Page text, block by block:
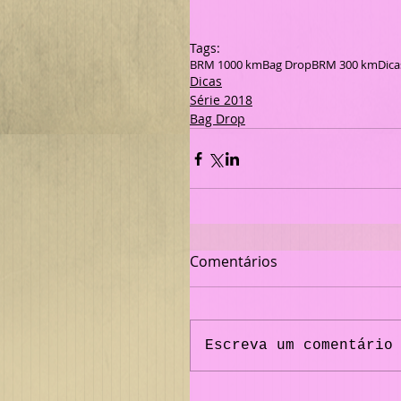
Tags:
BRM 1000 kmBag DropBRM 300 km
Dicas
Série 2018
Bag Drop
Comentários
Escreva um comentário